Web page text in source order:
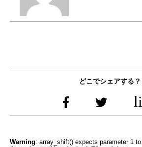
どこでシェアする？
Warning: array_shift() expects parameter 1